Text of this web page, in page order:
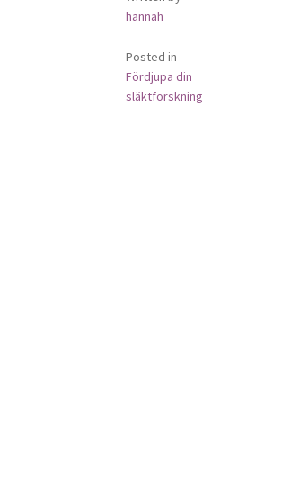
hannah
Posted in
Fördjupa din
släktforskning